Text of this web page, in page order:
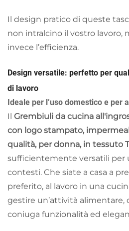
Il design pratico di queste
non intralcino il vostro lavoro,
invece l’efficienza.
Design versatile: perfetto per
di lavoro
Ideale per l’uso domestico e per
Il Grembiuli da cucina
con logo stampato,
qualità, per donna, in tessuto
sufficientemente versatili per
contesti. Che siate a casa a
preferito, al lavoro in una
gestire un’attività
coniuga funzionalità ed